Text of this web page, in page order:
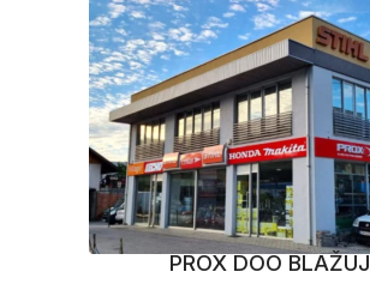
PROX DOO BLAŽUJ